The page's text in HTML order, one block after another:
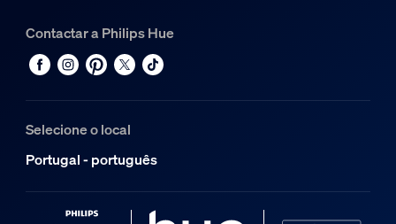
Contactar a Philips Hue
Selecione o local
Portugal - português